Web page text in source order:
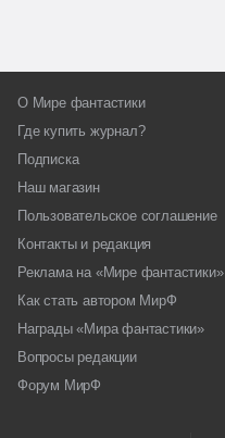
О Мире фантастики
Где купить журнал?
Подписка
Наш магазин
Пользовательское соглашение
Контакты и редакция
Реклама на «Мире фантастики»
Как стать автором МирФ
Награды «Мира фантастики»
Вопросы редакции
Форум МирФ